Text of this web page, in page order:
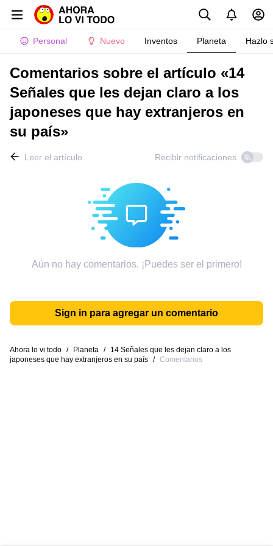
Personal Nuevo Inventos Planeta Hazlo
Comentarios sobre el artículo «14
Señales que les dejan claro a los
japoneses que hay extranjeros en
su país»
Leer el artículo Recibir notificaciones
Aún no hay comentarios. ¡Puedes ser el primero!
Sign in para agregar un comentario
Ahora lo vi todo / Planeta /
14 Señales que les dejan claro a los
japoneses que hay extranjeros en su país / Comentarios